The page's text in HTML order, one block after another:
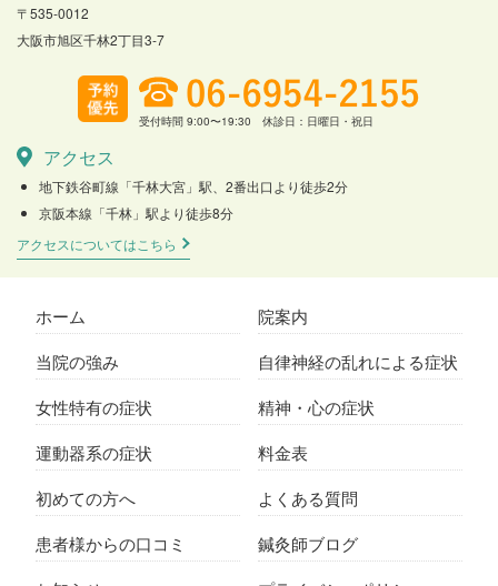
〒535-0012
大阪市旭区千林2丁目3-7
受付時間 9:00〜19:30 休診日：日曜日・祝日
アクセス
地下鉄谷町線「千林大宮」駅、2番出口より徒歩2分
京阪本線「千林」駅より徒歩8分
アクセスについてはこちら
ホーム
院案内
当院の強み
自律神経の乱れによる症状
女性特有の症状
精神・心の症状
運動器系の症状
料金表
初めての方へ
よくある質問
患者様からの口コミ
鍼灸師ブログ